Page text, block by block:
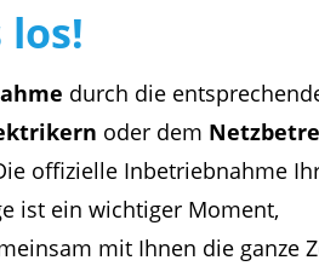
los!
durch die
oder dem
offizielle Inbetriebnahme
ist ein wichtiger Moment,
mit Ihnen die ganze